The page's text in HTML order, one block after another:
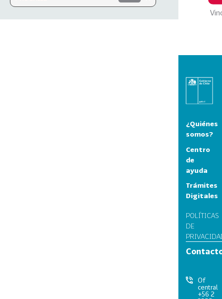
¿Quiénes
somos?
Centro
de
ayuda
Trámites
Digitales
POLÍTICAS
DE
Of
central
+56 2